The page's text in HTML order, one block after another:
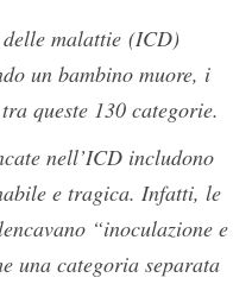
malattie (ICD)
un bambino muore, i
queste 130 categorie.
nell’ICD includono
e tragica. Infatti, le
“inoculazione e
una categoria separata